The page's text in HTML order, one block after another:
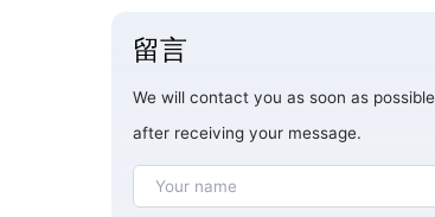
留言
We will contact you as soon as possible
after receiving your message.